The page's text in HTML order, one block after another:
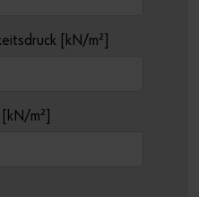
[kN/m²]
m²]